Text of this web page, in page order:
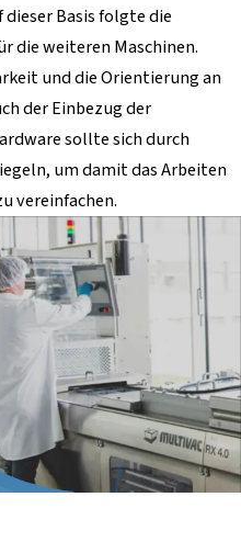
Basis folgte die
die weiteren Maschinen.
und die Orientierung an
der Einbezug der
sollte sich durch
um damit das Arbeiten
vereinfachen.